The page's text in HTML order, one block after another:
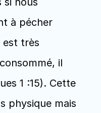
à pécher
est très
il
1 :15). Cette
physique mais